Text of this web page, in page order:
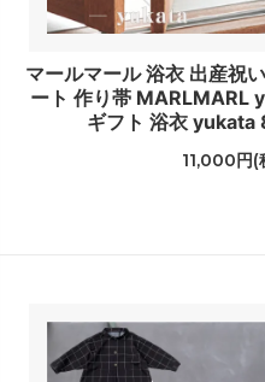
マールマール 浴衣 出産祝
ート 作り帯 MARLMARL
ギフト 浴衣
11,000円(